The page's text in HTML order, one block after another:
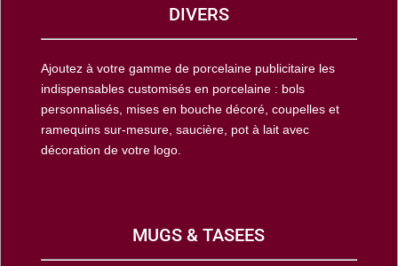
DIVERS
Ajoutez à votre gamme de porcelaine publicitaire les
indispensables customisés en porcelaine : bols
personnalisés, mises en bouche décoré, coupelles et
ramequins sur-mesure, saucière, pot à lait avec
décoration de votre logo.
MUGS & TASEES